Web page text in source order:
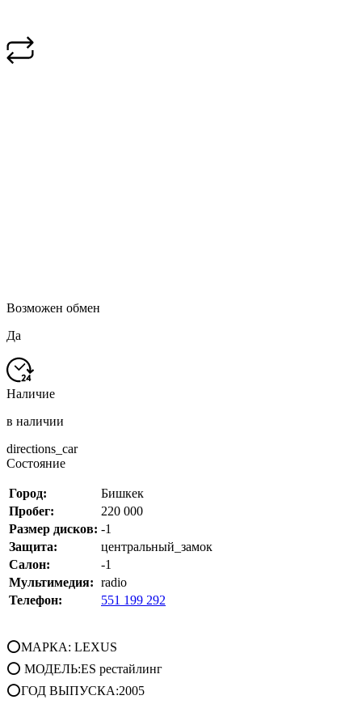
Возможен обмен
Да
Наличие
в наличии
directions_car
Состояние
Город:
Бишкек
Пробег:
220 000
Размер дисков: -1
Защита:
центральный_замок
Салон:
-1
Мультимедия: radio
Телефон:
551 199 292
⭕МАРКА: LEXUS
⭕ МОДЕЛЬ:ES рестайлинг
⭕ГОД ВЫПУСКА:2005